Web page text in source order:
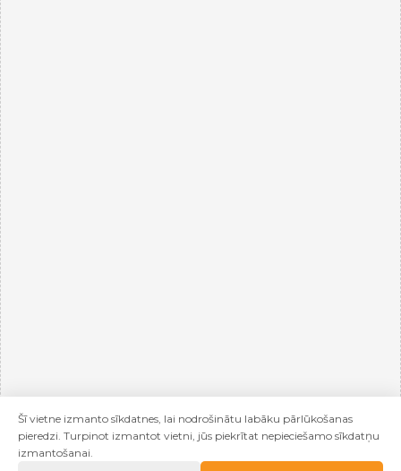
Šī vietne izmanto sīkdatnes, lai nodrošinātu labāku pārlūkošanas
pieredzi. Turpinot izmantot vietni, jūs piekrītat nepieciešamo sīkdatņu
izmantošanai.